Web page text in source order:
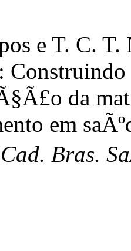
e T. C.
da
em
Cad. Bras.